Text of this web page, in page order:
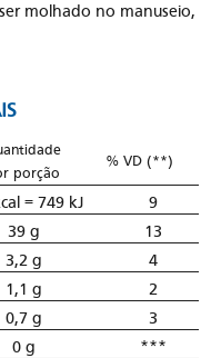
molhado no manuseio,
porção
% VD (**)
= 749 kJ
9
39 g
13
3,2 g
4
1,1 g
2
0,7 g
3
0 g
***